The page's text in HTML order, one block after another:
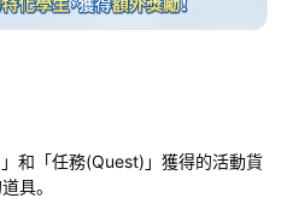
和「任務(Quest)」獲得的活動貨
具。